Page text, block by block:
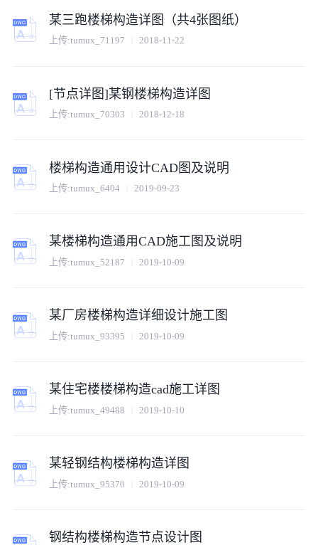
某三跑楼梯构造详图（共4张图纸）
上传:tumux_71197 2018-11-22
[节点详图]某钢楼梯构造详图
上传:tumux_70303 2018-12-18
楼梯构造通用设计CAD图及说明
上传:tumux_6404 2019-09-23
某楼梯构造通用CAD施工图及说明
上传:tumux_52187 2019-10-09
某厂房楼梯构造详细设计施工图
上传:tumux_93395 2019-10-09
某住宅楼楼梯构造cad施工详图
上传:tumux_49488 2019-10-10
某轻钢结构楼梯构造详图
上传:tumux_95370 2019-10-09
钢结构楼梯构造节点设计图